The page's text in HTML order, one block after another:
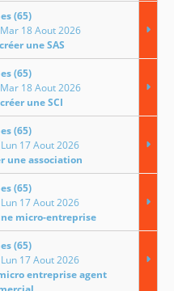
(65)
18 Aout 2026
une SAS
(65)
18 Aout 2026
une SCI
(65)
17 Aout 2026
une association
(65)
17 Aout 2026
micro-entreprise
(65)
17 Aout 2026
entreprise agent